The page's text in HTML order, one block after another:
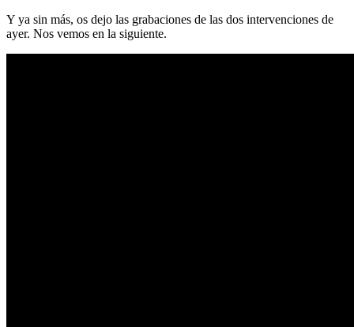
Y ya sin más, os dejo las grabaciones de las dos intervenciones de
ayer. Nos vemos en la siguiente.